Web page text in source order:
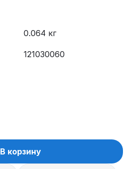
0.064 кг
121030060
В корзину